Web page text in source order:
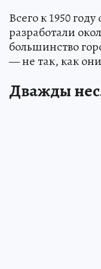
Всего к 1950
разработали
большинство
— не так, как
Дважды